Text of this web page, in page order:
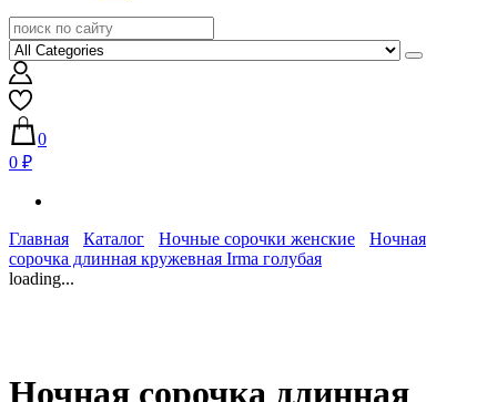
0
0 ₽
Главная Каталог Ночные сорочки женские
Ночная
сорочка длинная кружевная Irma голубая
loading...
Ночная сорочка длинная